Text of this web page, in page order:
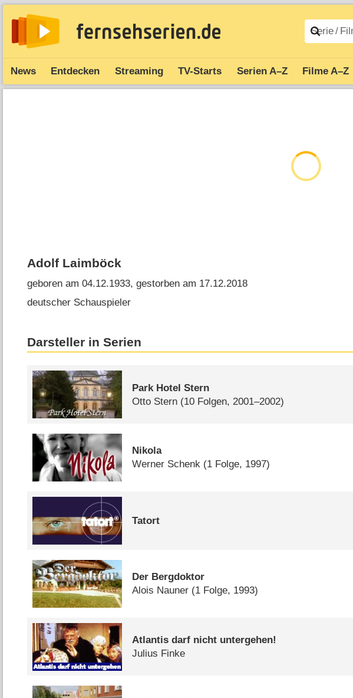
News Entdecken Streaming TV-Starts Serien A–Z Filme A–Z
Adolf Laimböck
geboren am 04.12.1933, gestorben am 17.12.2018
deutscher Schauspieler
Darsteller in Serien
Park Hotel Stern
Otto Stern (10 Folgen, 2001–2002)
Nikola
Werner Schenk (1 Folge, 1997)
Tatort
Der Bergdoktor
Alois Nauner (1 Folge, 1993)
Atlantis darf nicht untergehen!
Julius Finke